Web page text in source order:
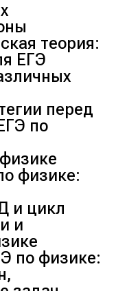
теория:
ЕГЭ
перед
по
физике:
и цикл
и
по физике: